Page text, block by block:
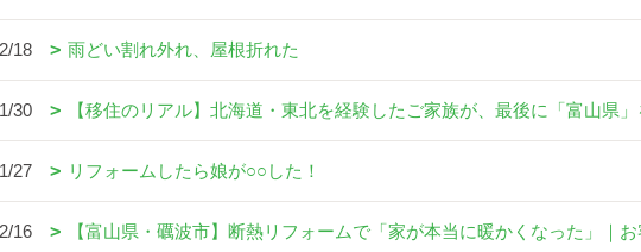
18 雨どい割れ外れ、屋根折れた
30 【移住のリアル】北海道・東北を経験したご家族が、最後に「富山県
27 リフォームしたら娘が○○した！
16 【富山県・礪波市】断熱リフォームで「家が本当に暖かくなった」｜